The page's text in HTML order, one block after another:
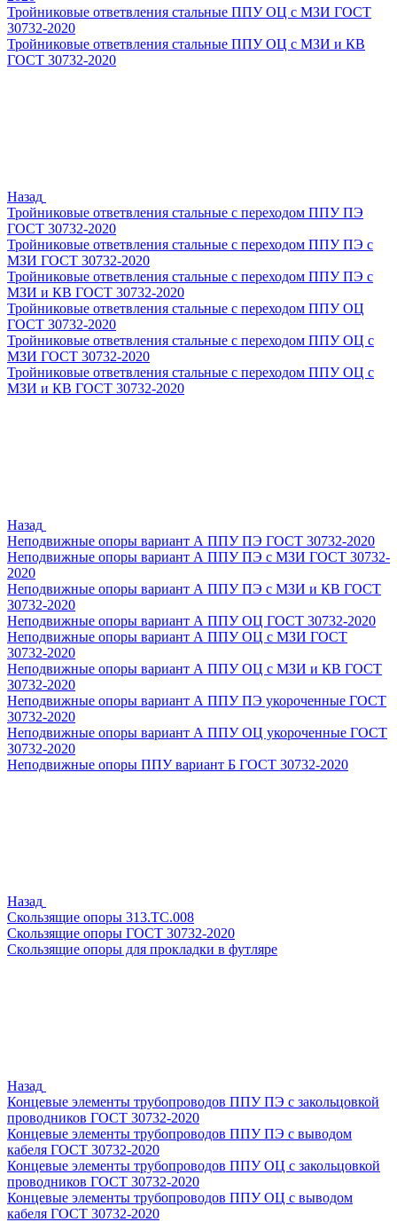
Тройниковые ответвления стальные ППУ ОЦ с МЗИ ГОСТ
30732-2020
Тройниковые ответвления стальные ППУ ОЦ с МЗИ и КВ
ГОСТ 30732-2020
Назад
Тройниковые ответвления стальные с переходом ППУ ПЭ
ГОСТ 30732-2020
Тройниковые ответвления стальные с переходом ППУ ПЭ с
МЗИ ГОСТ 30732-2020
Тройниковые ответвления стальные с переходом ППУ ПЭ с
МЗИ и КВ ГОСТ 30732-2020
Тройниковые ответвления стальные с переходом ППУ ОЦ
ГОСТ 30732-2020
Тройниковые ответвления стальные с переходом ППУ ОЦ с
МЗИ ГОСТ 30732-2020
Тройниковые ответвления стальные с переходом ППУ ОЦ с
МЗИ и КВ ГОСТ 30732-2020
Назад
Неподвижные опоры вариант А ППУ ПЭ ГОСТ 30732-2020
Неподвижные опоры вариант А ППУ ПЭ с МЗИ ГОСТ 30732-
2020
Неподвижные опоры вариант А ППУ ПЭ с МЗИ и КВ ГОСТ
30732-2020
Неподвижные опоры вариант А ППУ ОЦ ГОСТ 30732-2020
Неподвижные опоры вариант А ППУ ОЦ с МЗИ ГОСТ
30732-2020
Неподвижные опоры вариант А ППУ ОЦ с МЗИ и КВ ГОСТ
30732-2020
Неподвижные опоры вариант А ППУ ПЭ укороченные ГОСТ
30732-2020
Неподвижные опоры вариант А ППУ ОЦ укороченные ГОСТ
30732-2020
Неподвижные опоры ППУ вариант Б ГОСТ 30732-2020
Назад
Скользящие опоры 313.ТС.008
Скользящие опоры ГОСТ 30732-2020
Скользящие опоры для прокладки в футляре
Назад
Концевые элементы трубопроводов ППУ ПЭ с закольцовкой
проводников ГОСТ 30732-2020
Концевые элементы трубопроводов ППУ ПЭ с выводом
кабеля ГОСТ 30732-2020
Концевые элементы трубопроводов ППУ ОЦ с закольцовкой
проводников ГОСТ 30732-2020
Концевые элементы трубопроводов ППУ ОЦ с выводом
кабеля ГОСТ 30732-2020